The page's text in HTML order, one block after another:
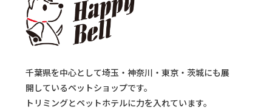
千葉県を中心として埼玉・神奈川・東京・茨城にも展
開しているペットショップです。
トリミングとペットホテルに力を入れています。